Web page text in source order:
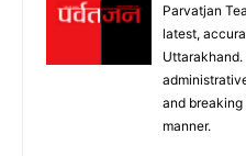
Parvatjan
latest,
Uttarakhand.
and
manner.